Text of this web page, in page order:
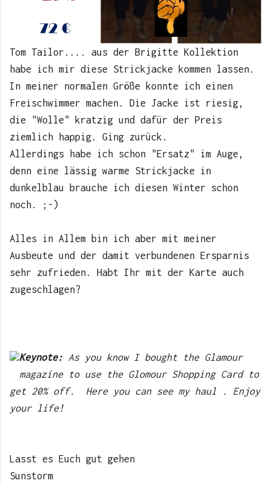
Tom Tailor.... aus der Brigitte Kollektion
habe ich mir diese Strickjacke kommen lassen.
In meiner normalen Größe konnte ich einen
Freischwimmer machen. Die Jacke ist riesig,
die "Wolle" kratzig und dafür der Preis
ziemlich happig. Ging zurück.
Allerdings habe ich schon "Ersatz" im Auge,
denn eine lässig warme Strickjacke in
dunkelblau brauche ich diesen Winter schon
noch. ;-)
Alles in Allem bin ich aber mit meiner
Ausbeute und der damit verbundenen Ersparnis
sehr zufrieden. Habt Ihr mit der Karte auch
zugeschlagen?
Keynote: As you know I bought the Glamour
magazine to use the Glomour Shopping Card to
get 20% off. Here you can see my haul . Enjoy
your life!
Lasst es Euch gut gehen
Sunstorm